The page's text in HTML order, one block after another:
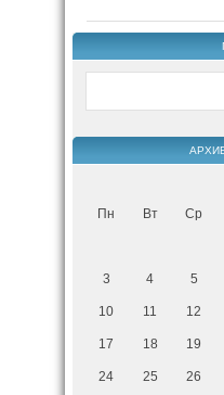
Пн Вт Ср
3 4 5
10 11 12
17 18 19
24 25 26